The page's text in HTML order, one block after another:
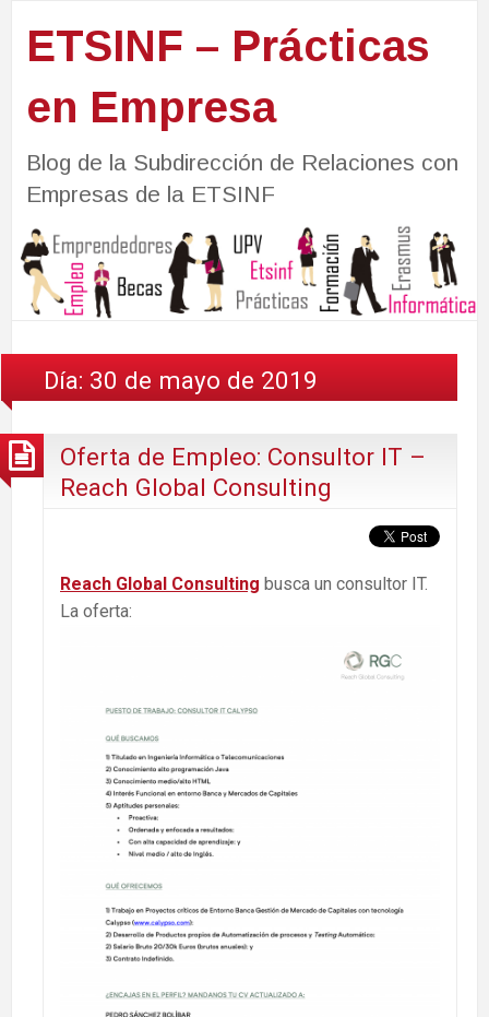
ETSINF – Prácticas
en Empresa
Blog de la Subdirección de Relaciones con
Empresas de la ETSINF
Día: 30 de mayo de 2019
Oferta de Empleo: Consultor IT –
Reach Global Consulting
Reach Global Consulting busca un consultor IT.
La oferta: